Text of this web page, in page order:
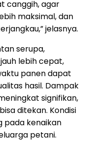
canggih, agar
maksimal, dan
jelasnya.
serupa,
lebih cepat,
panen dapat
hasil. Dampak
signifikan,
ditekan. Kondisi
pada kenaikan
petani.